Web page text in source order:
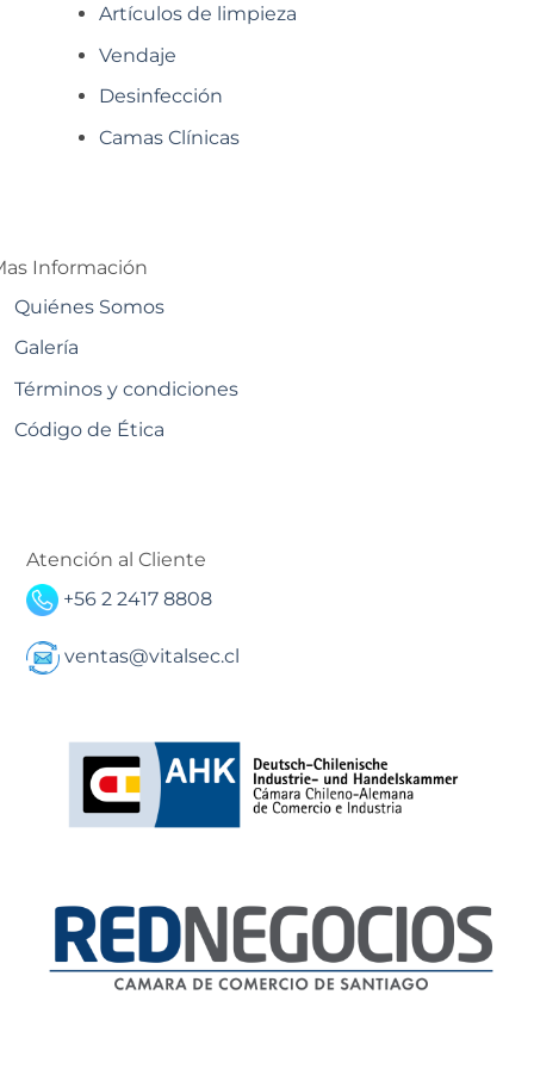
Artículos de limpieza
Vendaje
Desinfección
Camas Clínicas
Información
Quiénes Somos
Galería
Términos y condiciones
Código de Ética
Atención al Cliente
+56 2 2417 8808
ventas@vitalsec.cl